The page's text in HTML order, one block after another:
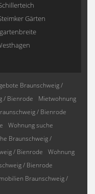
Gärten
Braunschweig /
/ Bienrode
Mietwohnung
/ Bienrode
Wohnung suche
Braunschweig /
/ Bienrode
Wohnung
/ Bienrode
Braunschweig /